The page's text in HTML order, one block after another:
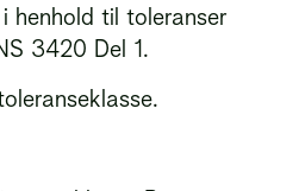
henhold til toleranser
3420 Del 1.